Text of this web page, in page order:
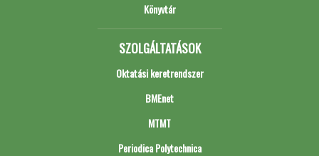
Könyvtár
SZOLGÁLTATÁSOK
Oktatási keretrendszer
BMEnet
MTMT
Periodica Polytechnica